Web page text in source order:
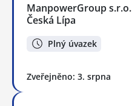
ManpowerGroup s.r.o.
Česká Lípa
Plný úvazek
Zveřejněno: 3. srpna